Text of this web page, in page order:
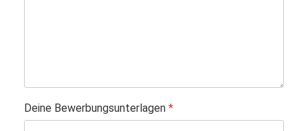
Deine Bewerbungsunterlagen *